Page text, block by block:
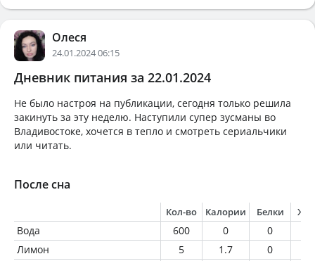
Олеся
24.01.2024 06:15
Дневник питания за 22.01.2024
Не было настроя на публикации, сегодня только решила
закинуть за эту неделю. Наступили супер зусманы во
Владивостоке, хочется в тепло и смотреть сериальчики
или читать.
После сна
Кол-во Калории Белки
Вода 600 0 0
Лимон
5 1.7 0